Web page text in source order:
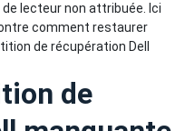
lecteur non attribuée. Ici
comment restaurer
de récupération Dell
de